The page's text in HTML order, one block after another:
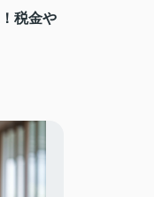
税金や